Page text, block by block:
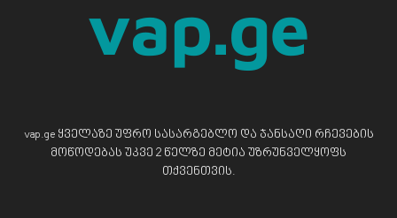
vap.ge ყველაზე უფრო სასარგებლო და ჯანსაღი რჩევების
მოწოდებას უკვე 2 წელზე მეტია უზრუნველყოფს
თქვენთვის.